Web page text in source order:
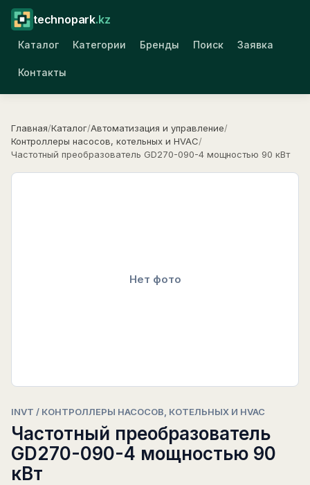
technopark.kz
Каталог Категории Бренды Поиск Заявка
Контакты
Главная/Каталог/Автоматизация и управление/
Контроллеры насосов, котельных и HVAC/
Частотный преобразователь GD270-090-4 мощностью 90 кВт
Нет фото
INVT / КОНТРОЛЛЕРЫ НАСОСОВ, КОТЕЛЬНЫХ И HVAC
Частотный преобразователь
GD270-090-4 мощностью 90
кВт